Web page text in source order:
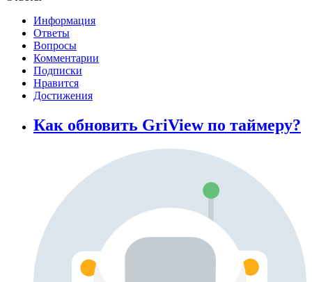
Информация
Ответы
Вопросы
Комментарии
Подписки
Нравится
Достижения
Как обновить GriView по таймеру?